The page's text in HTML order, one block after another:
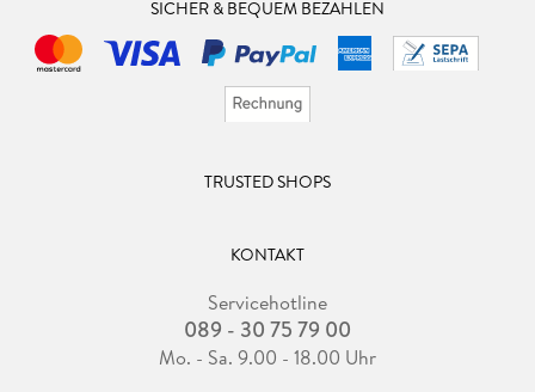
SICHER & BEQUEM BEZAHLEN
TRUSTED SHOPS
KONTAKT
Servicehotline
089 - 30 75 79 00
Mo. - Sa. 9.00 - 18.00 Uhr